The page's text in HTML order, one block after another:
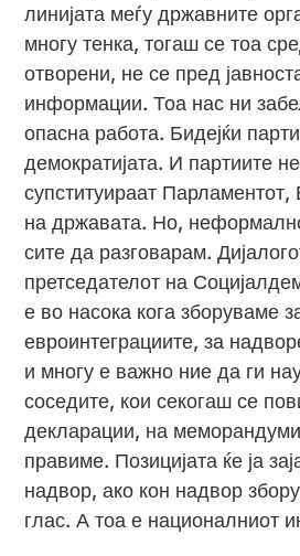
линијата меѓу државните
многу тенка, тогаш се тоа
отворени, не се пред
информации. Тоа нас ни
опасна работа. Бидејќи
демократијата. И партиите
супституираат
на државата. Но,
сите да разговарам.
претседателот на
е во насока кога зборуваме
евроинтеграциите, за
и многу е важно ние да ги
соседите, кои секогаш се
декларации, на
правиме. Позицијата ќе ја
надвор, ако кон надвор
глас. А тоа е националниот